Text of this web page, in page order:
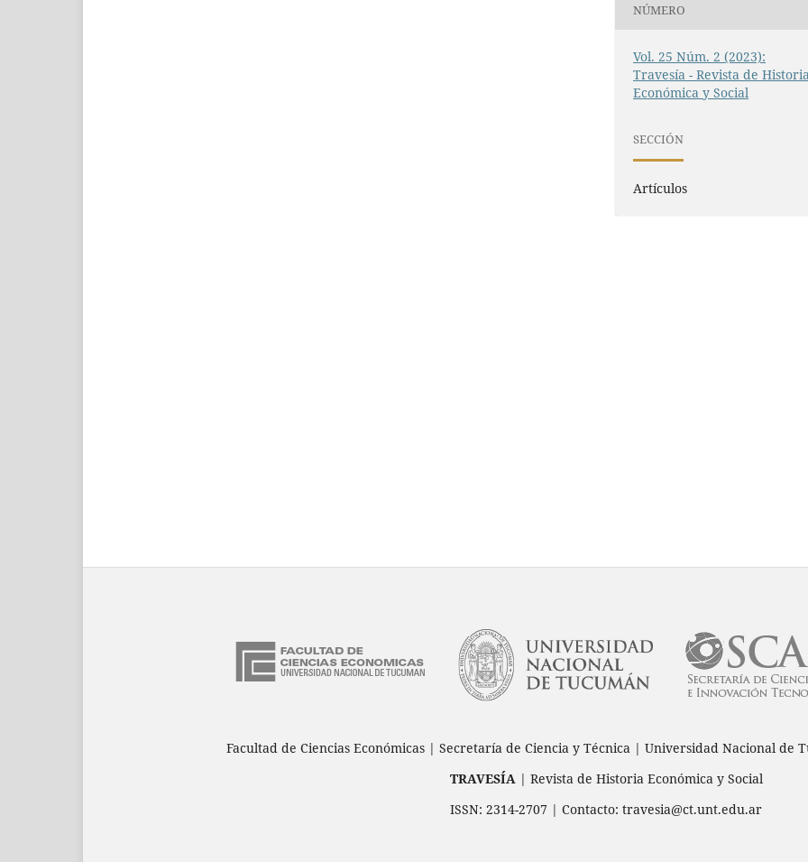
NÚMERO
Vol. 25 Núm. 2 (2023):
Travesía - Revista de
Económica y Social
SECCIÓN
Artículos
Facultad de Ciencias Económicas | Secretaría de Ciencia y Técnica | Universidad Nacional de
TRAVESÍA | Revista de Historia Económica y Social
ISSN: 2314-2707 | Contacto: travesia@ct.unt.edu.ar